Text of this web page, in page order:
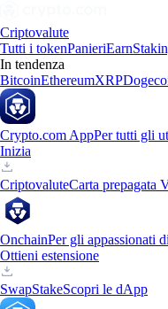
Criptovalute
Tutti i tokenPanieriEarn
In tendenza
BitcoinEthereumXRP
Crypto.com AppPer tutti gli
Inizia
CriptovaluteCarta prepagata
OnchainPer gli appassionati
Ottieni estensione
SwapStakeScopri le dApp